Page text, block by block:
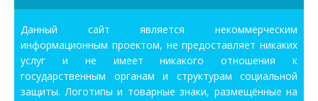
Данный сайт является некоммерческим
информационным проектом, не предоставляет никаких
услуг и не имеет никакого отношения к
государственным органам и структурам социальной
защиты. Логотипы и товарные знаки, размещённые на